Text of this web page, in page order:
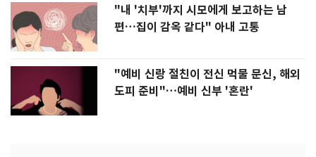
"내 '치부'까지 시모에게 보고하는 남
편…집이 감옥 같다" 아내 고통
"예비 신랑 절친이 전신 먹물 문신, 해외
도피 준비"…예비 신부 '혼란'